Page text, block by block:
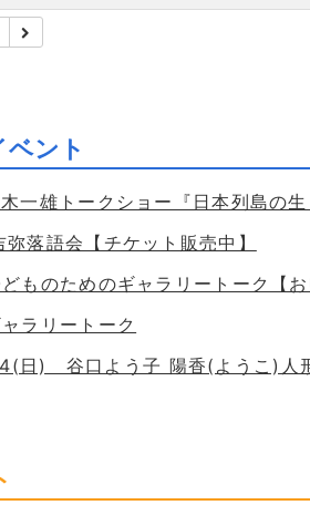
ベント
雄トークショー『日本列島の生
語会【チケット販売中】
のためのギャラリートーク【お
リートーク
) 谷口よう子 陽香(ようこ)人